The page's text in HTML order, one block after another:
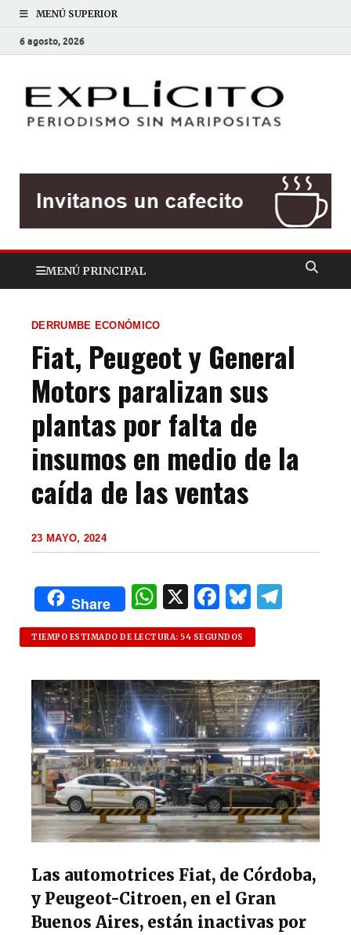
MENÚ SUPERIOR
6 agosto, 2026
MENÚ PRINCIPAL
DERRUMBE ECONÓMICO
Fiat, Peugeot y General
Motors paralizan sus
plantas por falta de
insumos en medio de la
caída de las ventas
23 MAYO, 2024
Share
W
h
at
s
A
p
p
X F
a
c
e
b
o
o
k
B
lu
es
k
y
g
ra
m
TIEMPO ESTIMADO DE LECTURA: 54 SEGUNDOS
Las automotrices Fiat, de Córdoba,
y Peugeot-Citroen, en el Gran
Buenos Aires, están inactivas por